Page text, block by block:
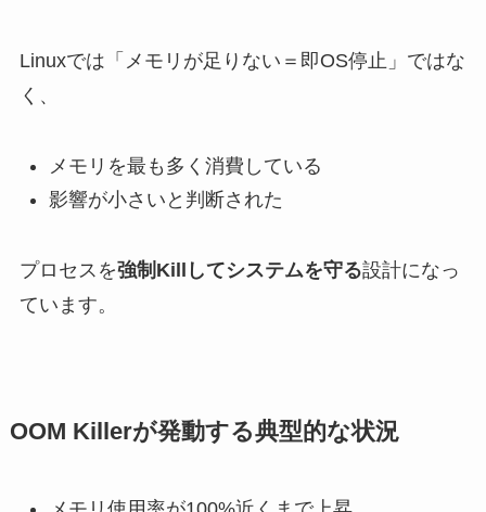
Linuxでは「メモリが足りない＝即OS停止」ではな
く、
メモリを最も多く消費している
影響が小さいと判断された
プロセスを強制Killしてシステムを守る設計になっ
ています。
OOM Killerが発動する典型的な状況